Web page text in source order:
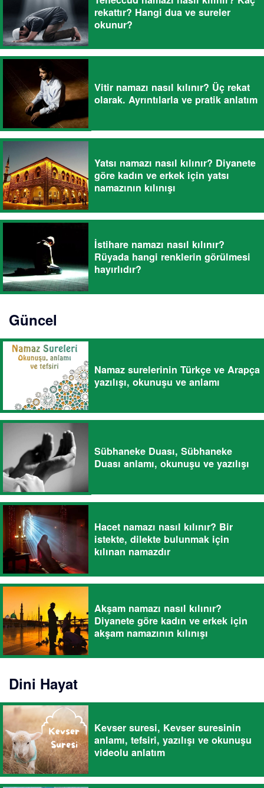
rekattır? Hangi dua ve sureler
okunur?
Vitir namazı nasıl kılınır? Üç rekat
olarak. Ayrıntılarla ve pratik anlatım
Yatsı namazı nasıl kılınır? Diyanete
göre kadın ve erkek için yatsı
namazının kılınışı
İstihare namazı nasıl kılınır?
Rüyada hangi renklerin görülmesi
hayırlıdır?
Güncel
Namaz surelerinin Türkçe ve Arapça
yazılışı, okunuşu ve anlamı
Sübhaneke Duası, Sübhaneke
Duası anlamı, okunuşu ve yazılışı
Hacet namazı nasıl kılınır? Bir
istekte, dilekte bulunmak için
kılınan namazdır
Akşam namazı nasıl kılınır?
Diyanete göre kadın ve erkek için
akşam namazının kılınışı
Dini Hayat
Kevser suresi, Kevser suresinin
anlamı, tefsiri, yazılışı ve okunuşu
videolu anlatım